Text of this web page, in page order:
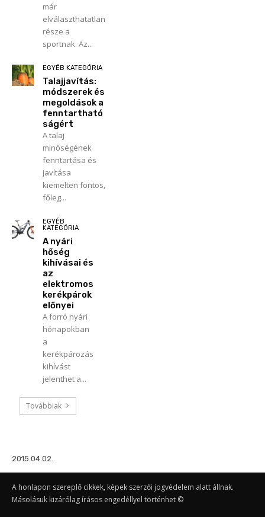
már
elválaszthatatlan
része a
sportnak. Az...
EGYÉB KATEGÓRIA
Talajjavítás:
módszerek és
megoldások a
fenntartható
ságért
A talaj
minőségének
fenntartása és
javítása
kiemelten fontos,
főleg...
EGYÉB
KATEGÓRIA
A nyári
hőség
kihívásai és
az
elektromos
kerékpárok
előnyei
A forró nyári
hónapokban
a
kerékpározás
kihívást
jelenthet a...
Továbbiak
2015.04.02.
A honlapon szereplő cikkek, képek szerzői jogvédelem alatt állnak.
Másolásuk kizárólag írásos engedéllyel történhet ©